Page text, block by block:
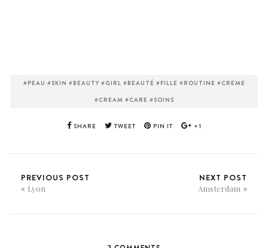
#PEAU #SKIN #BEAUTY #GIRL #BEAUTÉ #FILLE #ROUTINE #CREME
#CREAM #CARE #SOINS
SHARE TWEET PIN IT +1
PREVIOUS POST
Lyon
NEXT POST
Amsterdam